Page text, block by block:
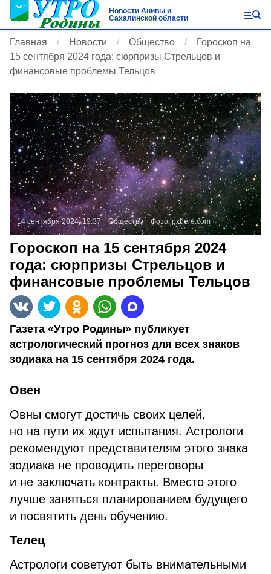
Новости Анивы и
Сахалинской области
Главная Новости Общество
Гороскоп на
15 сентября 2024 года: сюрпризы Стрельцов и
финансовые проблемы Тельцов
14 сентября 2024, 19:37 Общество Фото:pxhere.com
Гороскоп на 15 сентября 2024
года: сюрпризы Стрельцов и
финансовые проблемы Тельцов
Газета «Утро Родины» публикует
астрологический прогноз для всех знаков
зодиака на 15 сентября 2024 года.
Овен
Овны смогут достичь своих целей,
но на пути их ждут испытания. Астрологи
рекомендуют представителям этого знака
зодиака не проводить переговоры
и не заключать контракты. Вместо этого
лучше заняться планированием будущего
и посвятить день обучению.
Телец
Астрологи советуют быть внимательными